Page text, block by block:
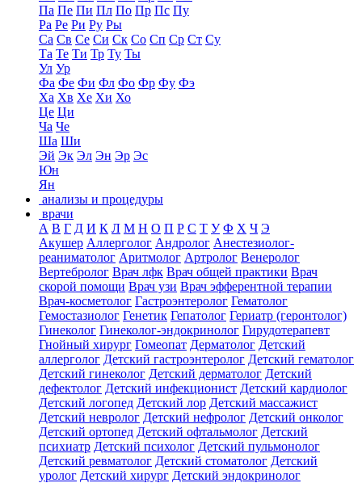
Па Пе Пи Пл По Пр Пс Пу
Ра Ре Ри Ру Ры
Са Св Се Си Ск Со Сп Ср Ст Су
Та Те Ти Тр Ту Ты
Ул Ур
Фа Фе Фи Фл Фо Фр Фу Фэ
Ха Хв Хе Хи Хо
Це Ци
Ча Че
Ша Ши
Эй Эк Эл Эн Эр Эс
Юн
Ян
анализы и процедуры
врачи
А В Г Д И К Л М Н О П Р С Т У Ф Х Ч Э
Акушер Аллерголог Андролог Анестезиолог-
реаниматолог Аритмолог Артролог Венеролог
Вертебролог Врач лфк Врач общей практики Врач
скорой помощи Врач узи Врач эфферентной терапии
Врач-косметолог Гастроэнтеролог Гематолог
Гемостазиолог Генетик Гепатолог Гериатр (геронтолог)
Гинеколог Гинеколог-эндокринолог Гирудотерапевт
Гнойный хирург Гомеопат Дерматолог Детский
аллерголог Детский гастроэнтеролог Детский гематолог
Детский гинеколог Детский дерматолог Детский
дефектолог Детский инфекционист Детский кардиолог
Детский логопед Детский лор Детский массажист
Детский невролог Детский нефролог Детский онколог
Детский ортопед Детский офтальмолог Детский
психиатр Детский психолог Детский пульмонолог
Детский ревматолог Детский стоматолог Детский
уролог Детский хирург Детский эндокринолог